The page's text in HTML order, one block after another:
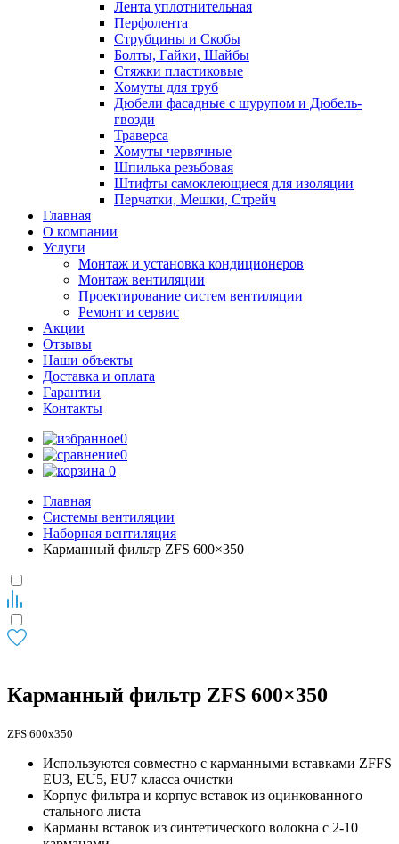
Лента уплотнительная
Перфолента
Струбцины и Скобы
Болты, Гайки, Шайбы
Стяжки пластиковые
Хомуты для труб
Дюбели фасадные с шурупом и Дюбель-
гвозди
Траверса
Хомуты червячные
Шпилька резьбовая
Штифты самоклеющиеся для изоляции
Перчатки, Мешки, Стрейч
Главная
О компании
Услуги
Монтаж и установка кондиционеров
Монтаж вентиляции
Проектирование систем вентиляции
Ремонт и сервис
Акции
Отзывы
Наши объекты
Доставка и оплата
Гарантии
Контакты
0
0
0
Главная
Системы вентиляции
Наборная вентиляция
Карманный фильтр ZFS 600×350
Карманный фильтр ZFS 600×350
ZFS 600x350
Используются совместно с карманными вставками ZFFS
EU3, EU5, EU7 класса очистки
Корпус фильтра и корпус вставок из оцинкованного
стального листа
Карманы вставок из синтетического волокна с 2-10